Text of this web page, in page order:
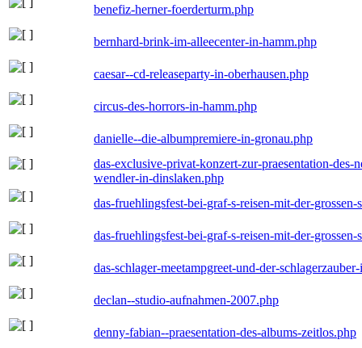
benefiz-herner-foerderturm.php
bernhard-brink-im-alleecenter-in-hamm.php
caesar--cd-releaseparty-in-oberhausen.php
circus-des-horrors-in-hamm.php
danielle--die-albumpremiere-in-gronau.php
das-exclusive-privat-konzert-zur-praesentation-
wendler-in-dinslaken.php
das-fruehlingsfest-bei-graf-s-reisen-mit-der-
das-fruehlingsfest-bei-graf-s-reisen-mit-der-
das-schlager-meetampgreet-und-der-
declan--studio-aufnahmen-2007.php
denny-fabian--praesentation-des-albums-zeitlos.php